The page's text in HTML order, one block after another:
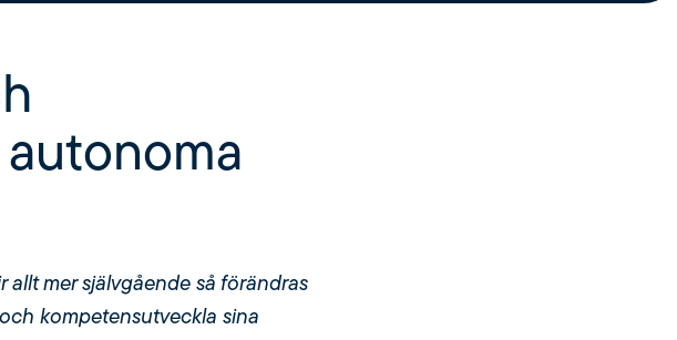
allt mer självgående så förändras
kompetensutveckla sina